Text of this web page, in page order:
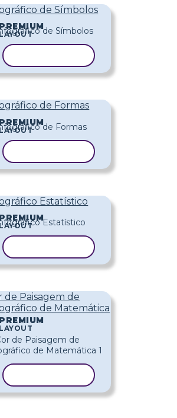
de Símbolos
PREMIUM
de Formas
PREMIUM
Estatístico
PREMIUM
de Paisagem de
de Matemática
PREMIUM
LAYOUT